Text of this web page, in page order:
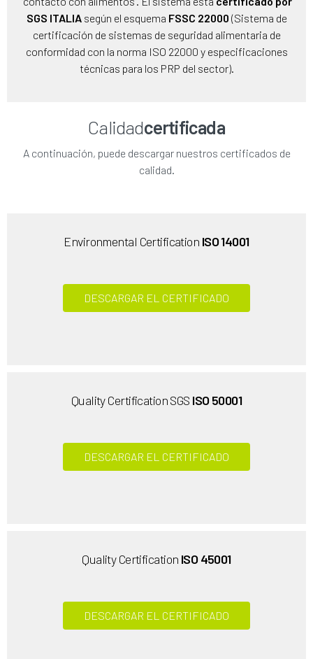
SGS ITALIAsegún el esquema FSSC 22000 (Sistema de
certificación de sistemas de seguridad alimentaria de
conformidad con la norma ISO 22000 y especificaciones
técnicas para los PRP del sector).
Calidadcertificada
A continuación, puede descargar nuestros certificados de
calidad.
Environmental Certification ISO 14001
DESCARGAR EL CERTIFICADO
Quality Certification SGS ISO 50001
DESCARGAR EL CERTIFICADO
Quality Certification ISO 45001
DESCARGAR EL CERTIFICADO